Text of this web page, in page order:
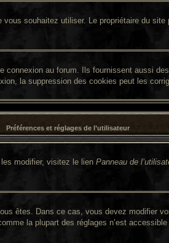
souhaitez utiliser. Le propriétaire du
au forum. Ils fournissent aussi
la suppression des cookies peut les
Préférences et réglages de l’utilisateur
modifier, visitez le lien Panneau de
êtes. Dans ce cas, vous devez modifier
la plupart des réglages n’est